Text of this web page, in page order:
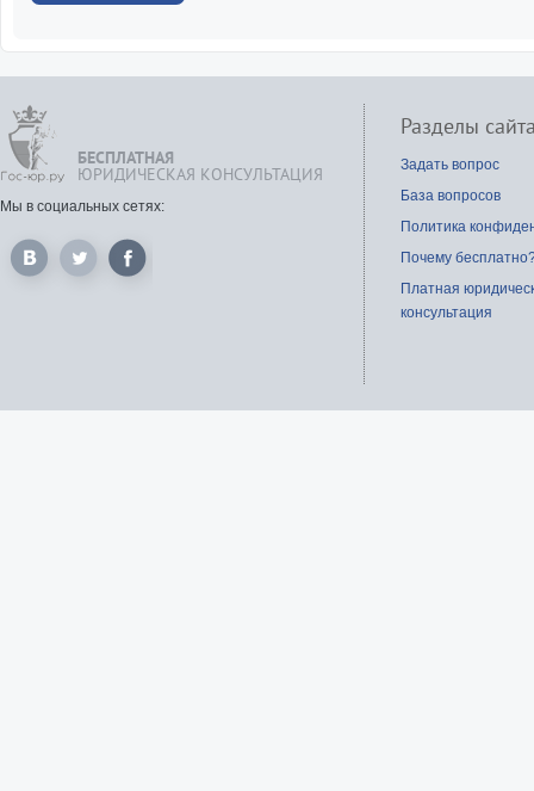
БЕСПЛАТНАЯ
ЮРИДИЧЕСКАЯ КОНСУЛЬТАЦИЯ
Мы в социальных сетях:
Разделы
Задать вопрос
База вопросов
Политика
Почему
Платная
консультация